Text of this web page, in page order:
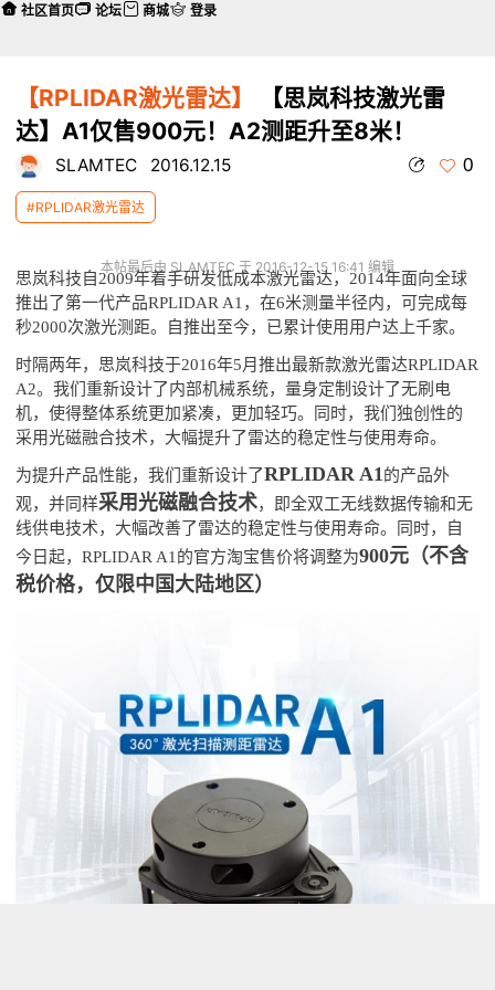
【RPLIDAR激光雷达】
【思岚科技激光雷
达】A1仅售900元！A2测距升至8米！
SLAMTEC 2016.12.15 0
#RPLIDAR激光雷达
本帖最后由 SLAMTEC 于 2016-12-15 16:41 编辑
思岚科技自2009年着手研发低成本激光雷达，2014年面向全球
推出了第一代产品RPLIDAR A1，在6米测量半径内，可完成每
秒2000次激光测距。自推出至今，已累计使用用户达上千家。
时隔两年，思岚科技于2016年5月推出最新款激光雷达RPLIDAR
A2。我们重新设计了内部机械系统，量身定制设计了无刷电
机，使得整体系统更加紧凑，更加轻巧。同时，我们独创性的
采用光磁融合技术，大幅提升了雷达的稳定性与使用寿命。
为提升产品性能，我们重新设计了RPLIDAR A1 的产品外
观，并同样采用光磁融合技术，即全双工无线数据传输和无
线供电技术，大幅改善了雷达的稳定性与使用寿命。同时，自
今日起，RPLIDAR A1的官方淘宝售价将调整为900元 （不含
税价格，仅限中国大陆地区）
社区首页 论坛 商城 登录